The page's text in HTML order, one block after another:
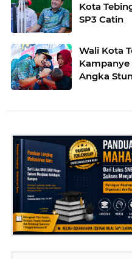
Kota
SP3 Catin
Wali Kota
Angka